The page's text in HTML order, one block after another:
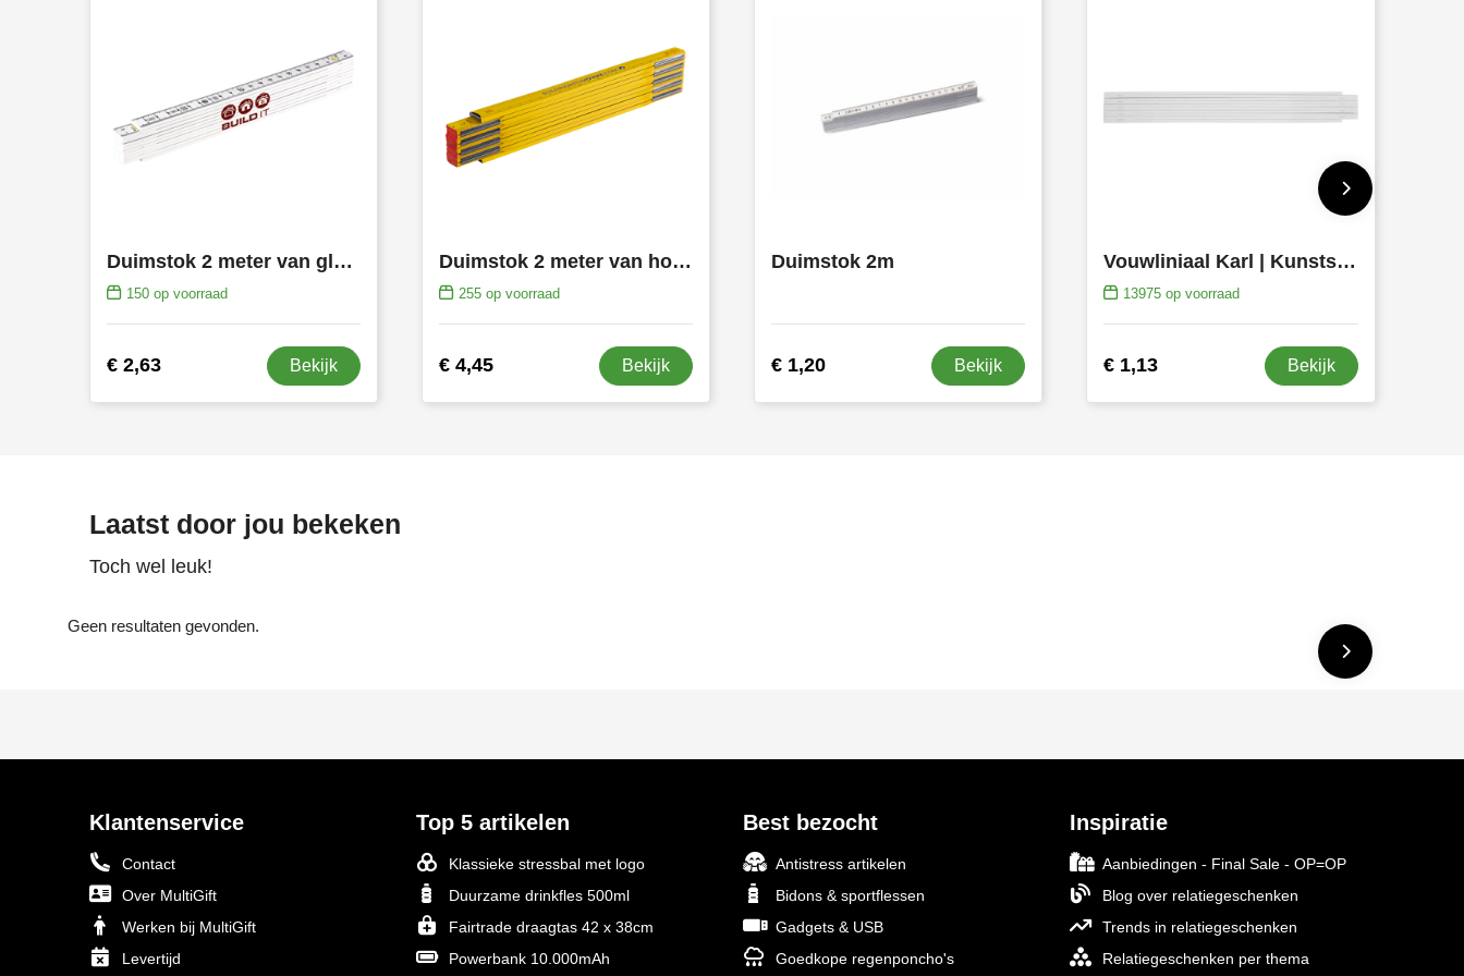
Duimstok 2 meter van glasfiber geijkt volgens EG ijknorm klasse 11
150op voorraad
€ 2,63 Bekijk
Duimstok 2 meter van hout geijkt volgens EG ijknorm klasse 11
255op voorraad
€ 4,45 Bekijk
Duimstok 2m
€ 1,20 Bekijk
Vouwliniaal Karl | Kunststof | 2 meter
13975 op voorraad
€ 1,13 Bekijk
Laatst door jou bekeken
Toch wel leuk!
Geen resultaten gevonden.
Klantenservice
Contact
Over MultiGift
Werken bij MultiGift
Levertijd
Top 5 artikelen
Klassieke stressbal met logo
Duurzame drinkfles 500ml
Fairtrade draagtas 42 x 38cm
Powerbank 10.000mAh
Best bezocht
Antistress artikelen
Bidons & sportflessen
Gadgets & USB
Goedkope regenponcho's
Inspiratie
Aanbiedingen - Final Sale - OP=OP
Blog over relatiegeschenken
Trends in relatiegeschenken
Relatiegeschenken per thema